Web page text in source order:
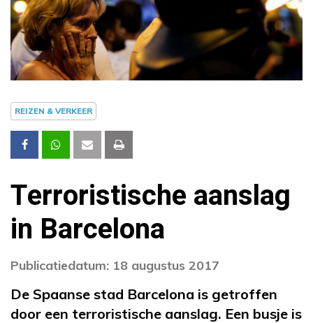
REIZEN & VERKEER
Terroristische aanslag
in Barcelona
Publicatiedatum: 18 augustus 2017
De Spaanse stad Barcelona is getroffen
door een terroristische aanslag. Een busje is